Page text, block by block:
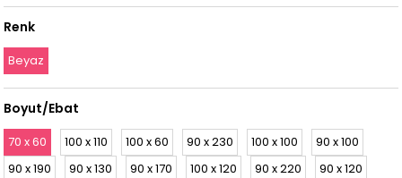
Renk
Beyaz
Boyut/Ebat
70 x 60 100 x 110 100 x 60 90 x 230 100 x 100
90 x 100
90 x 190
90 x 130 90 x 170 100 x 120 90 x 220
90 x 120